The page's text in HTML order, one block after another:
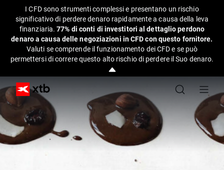
I CFD sono strumenti complessi e presentano un rischio
significativo di perdere denaro rapidamente a causa della leva
finanziaria.77% di conti di investitori al dettaglio perdono
denaro a causa delle negoziazioni in CFD con questo fornitore.
Valuti se comprende il funzionamento dei CFD e se può
permettersi di correre questo alto rischio di perdere il Suo denaro.